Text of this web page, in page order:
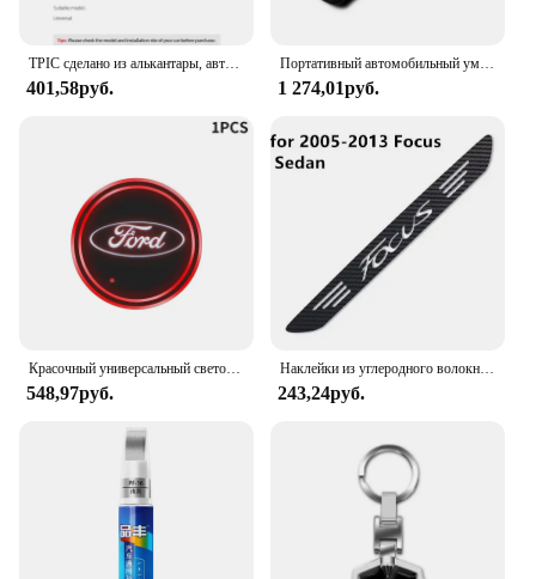
TPIC сделано из алькантары, автомобильный усилитель рулевого колеса, Центральная разметка линии для Ford Mustang Fiesta Focus S-Max Mondeo Everest Ranger
401,58руб.
Портативный автомобильный умный термос, 500 мл, изоляционная чашка с дисплеем температуры для FORD ST Focus x 2 Kuga FIESTA, Стайлинг автомобиля
1 274,01руб.
548,97руб.
Наклейки из углеродного волокна для Ford Focus 2005-2017, задние стоп-сигналы с высоким креплением, аксессуары для стайлинга автомобиля, 1 шт.
243,24руб.